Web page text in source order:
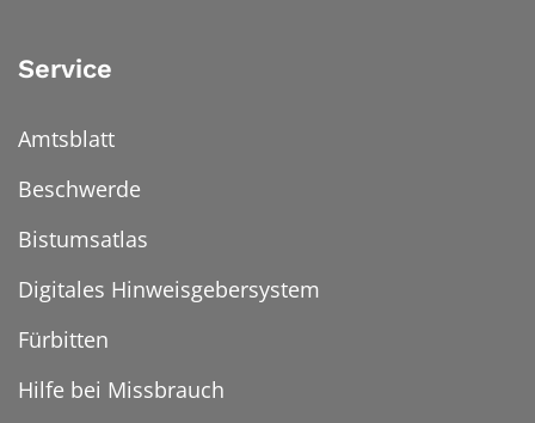
Service
Amtsblatt
Beschwerde
Bistumsatlas
Digitales Hinweisgebersystem
Fürbitten
Hilfe bei Missbrauch